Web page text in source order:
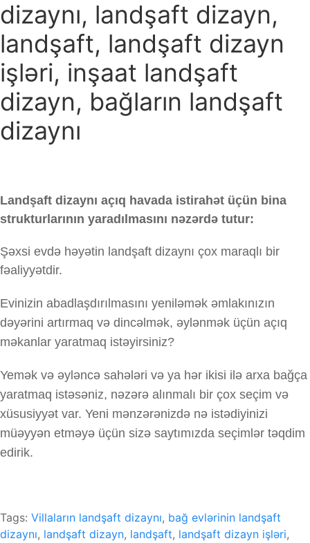
dizaynı, landşaft dizayn,
landşaft, landşaft dizayn
işləri, inşaat landşaft
dizayn, bağların landşaft
dizaynı
Landşaft dizaynı açıq havada istirahət üçün bina
strukturlarının yaradılmasını nəzərdə tutur:
Şəxsi evdə həyətin landşaft dizaynı çox maraqlı bir
fəaliyyətdir.
Evinizin abadlaşdırılmasını yeniləmək əmlakınızın
dəyərini artırmaq və dincəlmək, əylənmək üçün açıq
məkanlar yaratmaq istəyirsiniz?
Yemək və əyləncə sahələri və ya hər ikisi ilə arxa bağça
yaratmaq istəsəniz, nəzərə alınmalı bir çox seçim və
xüsusiyyət var. Yeni mənzərənizdə nə istədiyinizi
müəyyən etməyə üçün sizə saytımızda seçimlər təqdim
edirik.
Tags: Villaların landşaft dizaynı, bağ evlərinin landşaft
dizaynı, landşaft dizayn, landşaft, landşaft dizayn işləri,